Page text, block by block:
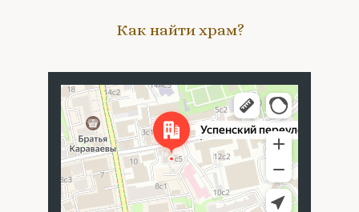
Как найти храм?
Москва
Успенский переулок, 4с5 — Яндекс Карты